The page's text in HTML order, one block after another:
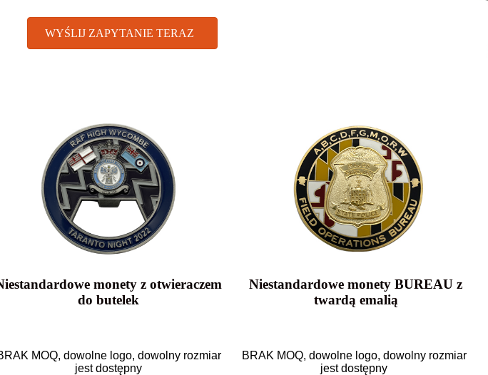
WYŚLIJ ZAPYTANIE TERAZ
monety z otwieraczem
do butelek
Niestandardowe monety BUREAU z
twardą emalią
MOQ, dowolne logo, dowolny rozmiar
jest dostępny
BRAK MOQ, dowolne logo, dowolny rozmiar
jest dostępny